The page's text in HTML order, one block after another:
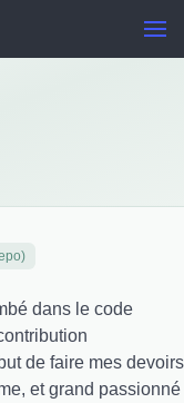
dans le code
de faire mes devoirs
et grand passionné